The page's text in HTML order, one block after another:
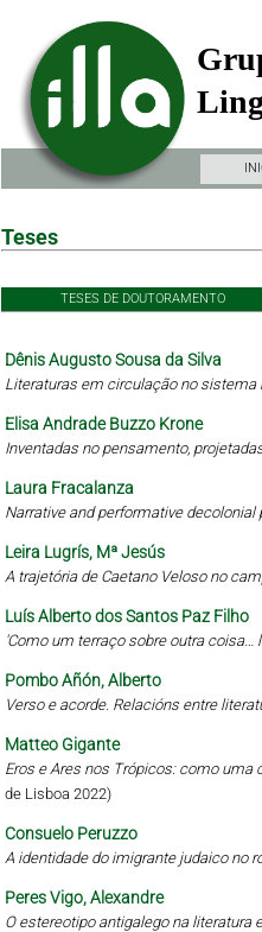
Teses
TESES DE DOUTORAMENTO
Dênis Augusto Sousa da Silva
Literaturas em circulação no
Elisa Andrade Buzzo Krone
Inventadas no pensamento,
Laura Fracalanza
Narrative and performative
Leira Lugrís, Mª Jesús
A trajetória de Caetano Veloso no
Luís Alberto dos Santos Paz Filho
'Como um terraço sobre outra
Pombo Añón, Alberto
Verso e acorde. Relacións entre
Matteo Gigante
Eros e Ares nos Trópicos: como
de Lisboa 2022)
Consuelo Peruzzo
A identidade do imigrante judaico no
Peres Vigo, Alexandre
O estereotipo antigalego na literatura